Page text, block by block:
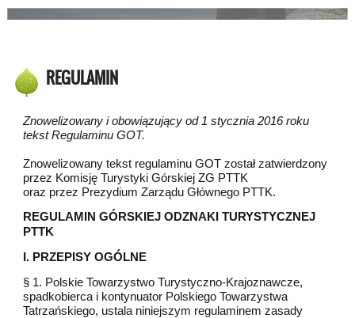
REGULAMIN
Znowelizowany i obowiązujący od 1 stycznia 2016 roku
tekst Regulaminu GOT.
Znowelizowany tekst regulaminu GOT został zatwierdzony
przez Komisję Turystyki Górskiej ZG PTTK
oraz przez Prezydium Zarządu Głównego PTTK.
REGULAMIN GÓRSKIEJ ODZNAKI TURYSTYCZNEJ
PTTK
I. PRZEPISY OGÓLNE
§ 1. Polskie Towarzystwo Turystyczno-Krajoznawcze,
spadkobierca i kontynuator Polskiego Towarzystwa
Tatrzańskiego, ustala niniejszym regulaminem zasady